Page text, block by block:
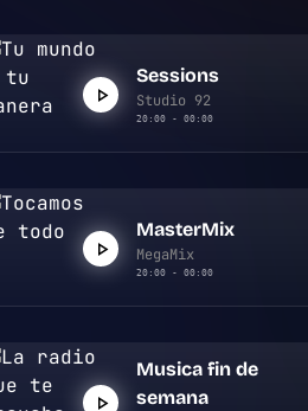
Sessions
Studio 92
20:00 - 00:00
MasterMix
MegaMix
20:00 - 00:00
Musica fin de
semana